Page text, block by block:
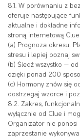
8.1. W porównaniu z
oferuje następujące
aktualne i dokładne
stroną internetową
(a) Prognoza okresu.
stresu i lepiej poznaj
(b) Śledź wszystko —
dzięki ponad 200
(c) Hormony znów się
dostrzegaj wzorce i
8.2. Zakres,
wyłącznie od Clue i
Organizator nie
zaprzestanie